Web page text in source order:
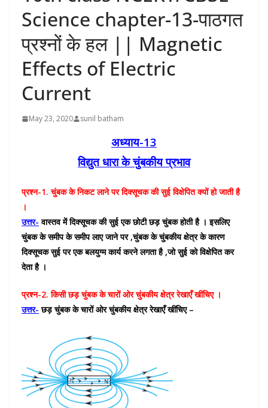
Science chapter-13-पाठगत
प्रश्नों के हल || Magnetic
Effects of Electric
Current
May 23, 2020 sunil batham
अध्याय-13
विद्युत धारा के चुंबकीय प्रभाव
प्रश्न-1. चुंबक के निकट लाने पर दिक्सूचक की सुई विक्षेपित क्यों हो जाती है
।
उत्तर- वास्तव में दिक्सूचक की सुई एक छोटी छड़ चुंबक होती है । इसलिए
चुंबक के समीप के समीप लाए जाने पर ,चुंबक के चुंबकीय क्षेत्र के कारण
दिक्सूचक सुई पर एक बलयुग्म कार्य करने लगता है ,जो सुई को विक्षेपित कर
देता है ।
प्रश्न-2. किसी छड़ चुंबक के चारों ओर चुंबकीय क्षेत्र रेखाएँ खींचिए ।
उत्तर- छड़ चुंबक के चारों ओर चुंबकीय क्षेत्र रेखाएँ खींचिए –